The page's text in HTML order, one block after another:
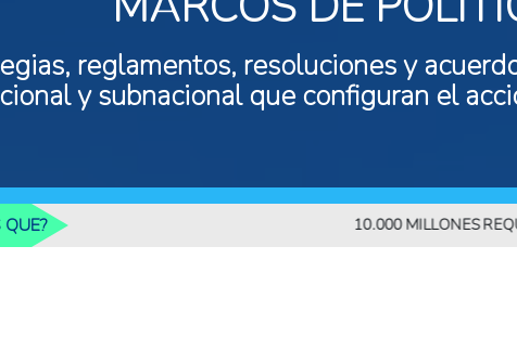
reglamentos, resoluciones y
y subnacional que configuran el
10.000 MILLONES